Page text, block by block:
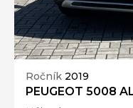
Ročník 2019
PEUGEOT 5008